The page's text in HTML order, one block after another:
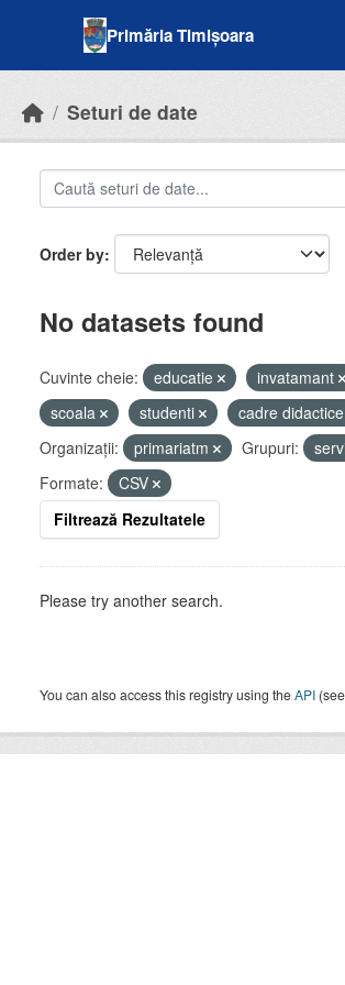
Primăria Timișoara
Seturi de date
Order by
No datasets found
Cuvinte cheie: educatie invatamant
scoala
studenti
cadre didactice
Organizații:
primariatm Grupuri:
Formate:
CSV
Filtrează Rezultatele
Please try another search.
You can also access this registry using theAPI (see